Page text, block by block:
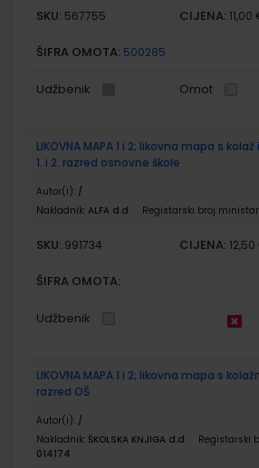
SKU: 567755 CIJENA: 11,00
ŠIFRA OMOTA: 500285
Udžbenik Omot
LIKOVNA MAPA 1 i 2; likovna mapa s
1. i 2. razred osnovne škole
Autor(i): /
Nakladnik: ALFA d.d. Registarski broj
SKU: 991734 CIJENA:
ŠIFRA OMOTA:
Udžbenik
LIKOVNA MAPA 1 i 2; likovna mapa s
razred OŠ
Autor(i): /
Nakladnik: ŠKOLSKA KNJIGA d.d.
Registarski
014174